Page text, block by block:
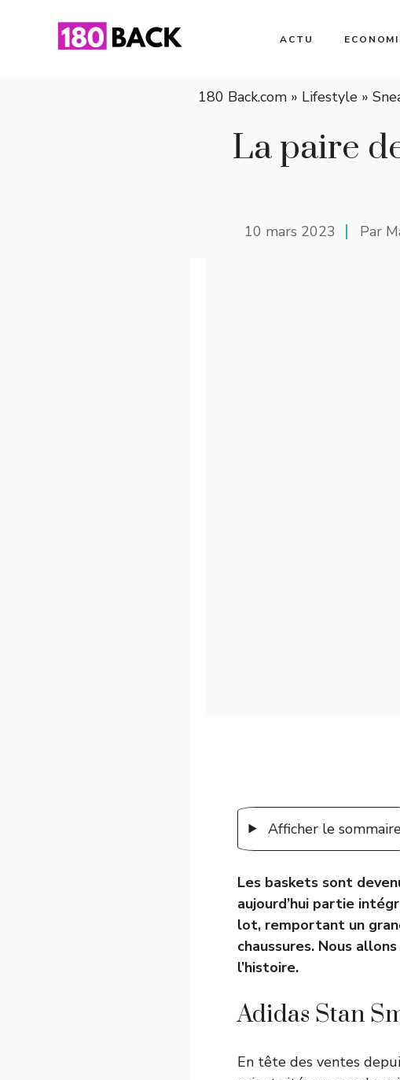
ACTU
180 Back.com » Lifestyle »
La paire
10 mars 2023 Par
Afficher le
Les baskets sont
aujourd’hui partie
lot, remportant un
chaussures. Nous
l’histoire.
Adidas Stan
En tête des ventes